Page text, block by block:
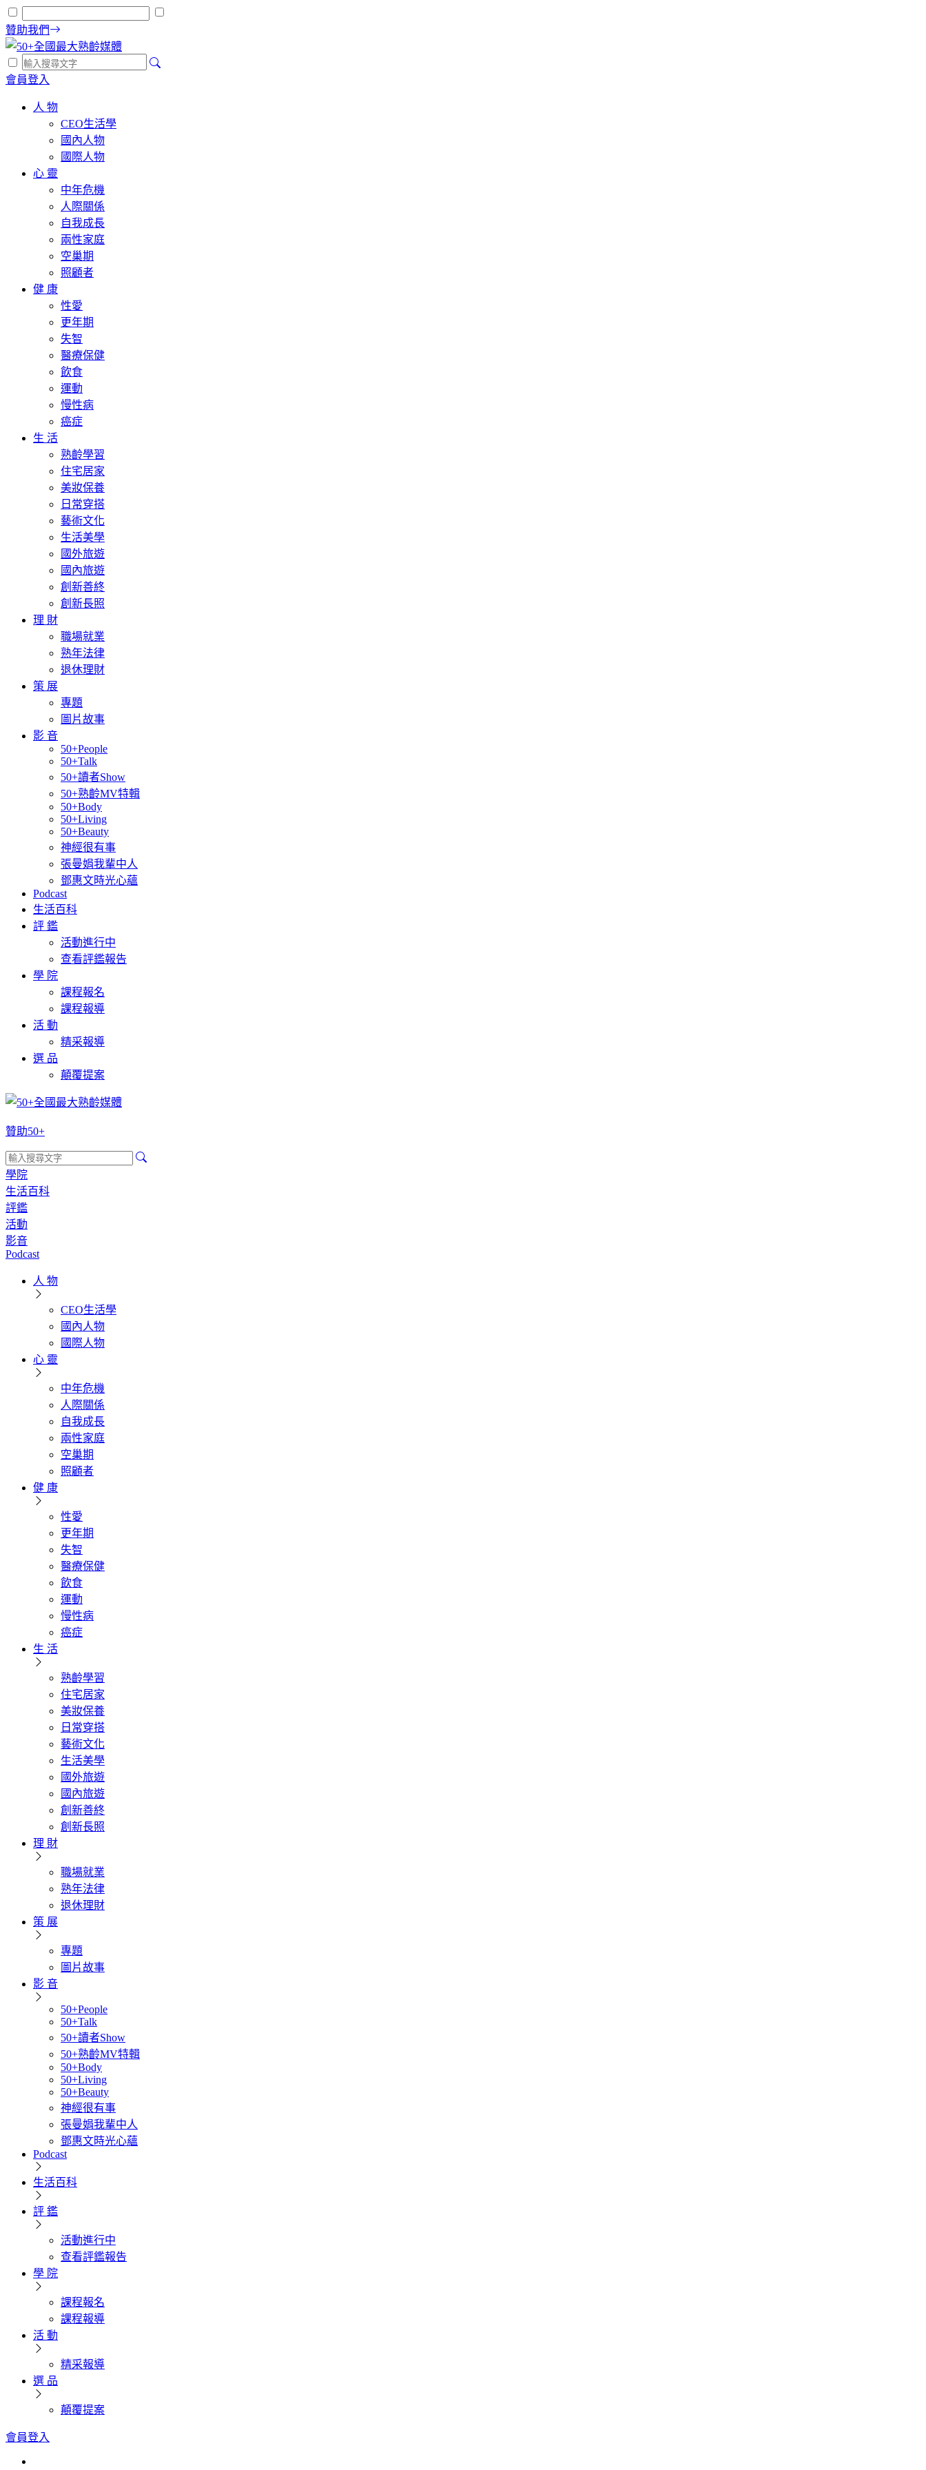
贊助我們
會員登入
人 物
CEO生活學
國內人物
國際人物
心 靈
中年危機
人際關係
自我成長
兩性家庭
空巢期
照顧者
健 康
性愛
更年期
失智
醫療保健
飲食
運動
慢性病
癌症
生 活
熟齡學習
住宅居家
美妝保養
日常穿搭
藝術文化
生活美學
國外旅遊
國內旅遊
創新善終
創新長照
理 財
職場就業
熟年法律
退休理財
策 展
專題
圖片故事
影 音
50+People
50+Talk
50+讀者Show
50+熟齡MV特輯
50+Body
50+Living
50+Beauty
神經很有事
張曼娟我輩中人
鄧惠文時光心蘊
Podcast
生活百科
評 鑑
活動進行中
查看評鑑報告
學 院
課程報名
課程報導
活 動
精采報導
選 品
顛覆提案
贊助50+
學院
生活百科
評鑑
活動
影音
Podcast
人 物
CEO生活學
國內人物
國際人物
心 靈
中年危機
人際關係
自我成長
兩性家庭
空巢期
照顧者
健 康
性愛
更年期
失智
醫療保健
飲食
運動
慢性病
癌症
生 活
熟齡學習
住宅居家
美妝保養
日常穿搭
藝術文化
生活美學
國外旅遊
國內旅遊
創新善終
創新長照
理 財
職場就業
熟年法律
退休理財
策 展
專題
圖片故事
影 音
50+People
50+Talk
50+讀者Show
50+熟齡MV特輯
50+Body
50+Living
50+Beauty
神經很有事
張曼娟我輩中人
鄧惠文時光心蘊
Podcast
生活百科
評 鑑
活動進行中
查看評鑑報告
學 院
課程報名
課程報導
活 動
精采報導
選 品
顛覆提案
會員登入